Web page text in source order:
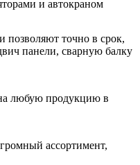
и автокраном
позволяют точно в срок,
панели, сварную балку
любую продукцию в
ассортимент,